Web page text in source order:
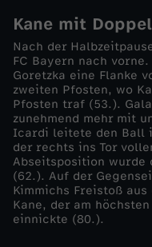
B
a
y
e
r
n
Kane mit
Nach der
FC Bayern nach
Goretzka eine Flanke
zweiten Pfosten, wo
Pfosten traf (53.).
zunehmend mehr mit
Icardi leitete den Ball
der rechts ins Tor
Abseitsposition wurde
(62.). Auf der
Kimmichs Freistoß
Kane, der am
einnickte (80.).